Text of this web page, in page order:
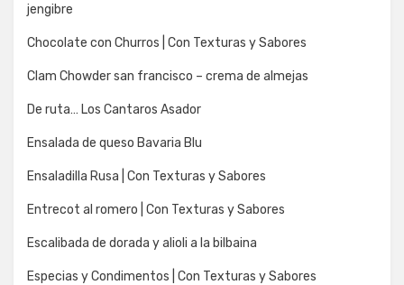
jengibre
Chocolate con Churros | Con Texturas y Sabores
Clam Chowder san francisco – crema de almejas
De ruta… Los Cantaros Asador
Ensalada de queso Bavaria Blu
Ensaladilla Rusa | Con Texturas y Sabores
Entrecot al romero | Con Texturas y Sabores
Escalibada de dorada y alioli a la bilbaina
Especias y Condimentos | Con Texturas y Sabores